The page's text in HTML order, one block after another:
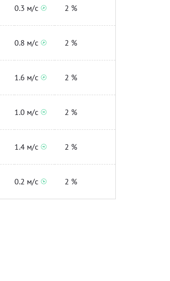
0.3 м/с 2 %
0.8 м/с 2 %
1.6 м/с 2 %
1.0 м/с 2 %
1.4 м/с 2 %
0.2 м/с 2 %